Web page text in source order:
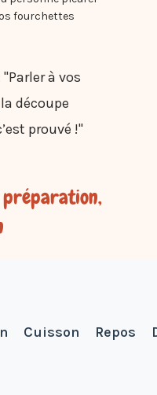
fourchettes
"Parler à vos
découpe
prouvé !"
préparation,
Cuisson Repos